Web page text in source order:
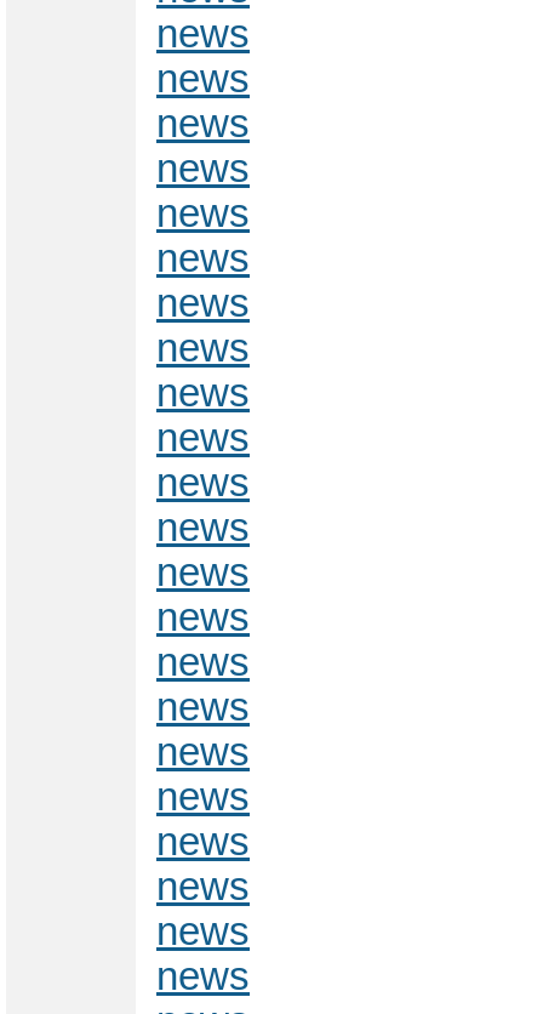
news
news
news
news
news
news
news
news
news
news
news
news
news
news
news
news
news
news
news
news
news
news